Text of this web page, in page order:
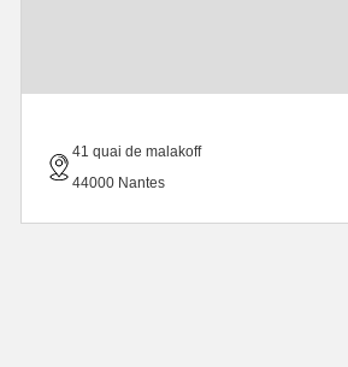
41 quai de malakoff
44000 Nantes